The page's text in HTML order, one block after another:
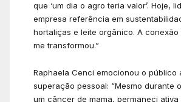
que ‘um dia o agro teria valor’. Hoje,
empresa referência em
hortaliças e leite orgânico. A conexão
me transformou.”
Raphaela Cenci emocionou o público
superação pessoal: “Mesmo durante
um câncer de mama, permaneci ativa